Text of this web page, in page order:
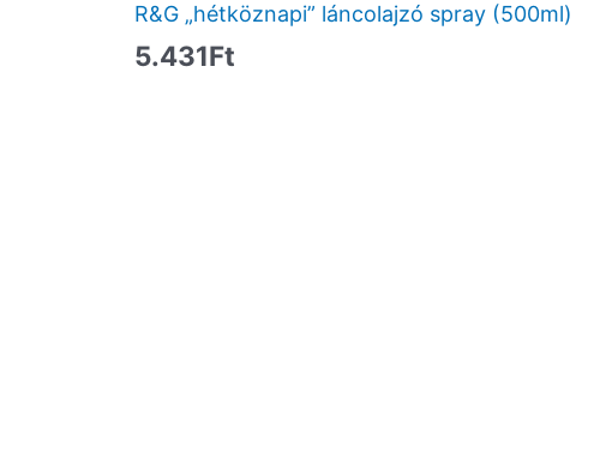
R&G „hétköznapi” láncolajzó spray (500ml)
5.431Ft